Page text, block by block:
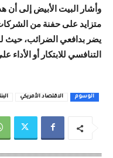
وأشار البيت الأبيض إلى أن
متزايد على حفنة من
يضر بدافعي الضرائب، حيث
التنافسي للابتكار أو
الوسوم الاقتصاد الأمريكي